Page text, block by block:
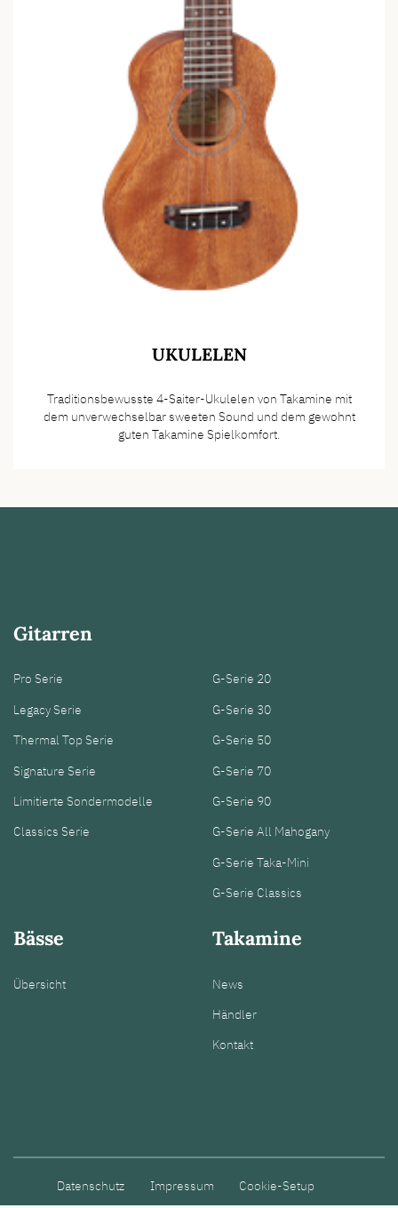
UKULELEN
Traditionsbewusste 4-Saiter-Ukulelen von Takamine mit
dem unverwechselbar sweeten Sound und dem gewohnt
guten Takamine Spielkomfort.
Gitarren
Pro Serie
Legacy Serie
Thermal Top Serie
Signature Serie
Limitierte Sondermodelle
Classics Serie
G-Serie 20
G-Serie 30
G-Serie 50
G-Serie 70
G-Serie 90
G-Serie All Mahogany
G-Serie Taka-Mini
G-Serie Classics
Bässe
Übersicht
Takamine
News
Händler
Kontakt
Datenschutz Impressum Cookie-Setup